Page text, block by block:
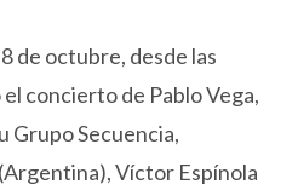
de octubre, desde las
el concierto de Pablo Vega,
Grupo Secuencia,
Víctor Espínola